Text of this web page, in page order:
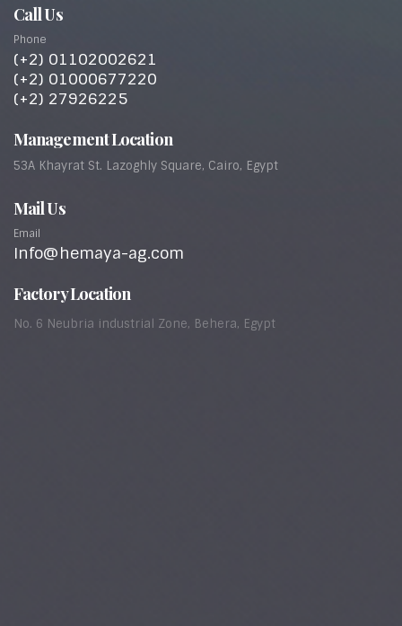
Call Us
Phone
(+2) 01102002621
(+2) 01000677220
(+2) 27926225
Management Location
53A Khayrat St. Lazoghly Square, Cairo, Egypt
Mail Us
Email
Info@hemaya-ag.com
Factory Location
No. 6 Neubria industrial Zone, Behera, Egypt